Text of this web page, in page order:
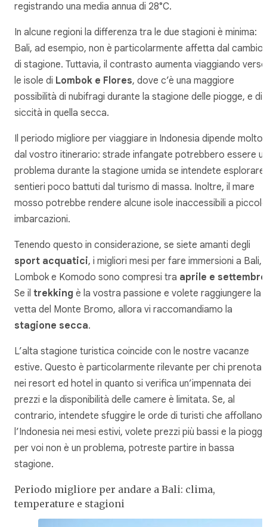
registrando una media annua di 28°C.
In alcune regioni la differenza tra le due stagioni è minima:
Bali, ad esempio, non è particolarmente affetta dal cambio
di stagione. Tuttavia, il contrasto aumenta viaggiando verso
le isole di Lombok e Flores, dove c’è una maggiore
possibilità di nubifragi durante la stagione delle piogge, e di
siccità in quella secca.
Il periodo migliore per viaggiare in Indonesia dipende molto
dal vostro itinerario: strade infangate potrebbero essere
problema durante la stagione umida se intendete esplorare
sentieri poco battuti dal turismo di massa. Inoltre, il mare
mosso potrebbe rendere alcune isole inaccessibili a piccole
imbarcazioni.
Tenendo questo in considerazione, se siete amanti degli
sport acquatici, i migliori mesi per fare immersioni a Bali,
Lombok e Komodo sono compresi tra aprile e settembre
Se il trekking è la vostra passione e volete raggiungere la
vetta del Monte Bromo, allora vi raccomandiamo la
stagione secca.
L’alta stagione turistica coincide con le nostre vacanze
estive. Questo è particolarmente rilevante per chi prenota
nei resort ed hotel in quanto si verifica un’impennata dei
prezzi e la disponibilità delle camere è limitata. Se, al
contrario, intendete sfuggire le orde di turisti che affollano
l’Indonesia nei mesi estivi, volete prezzi più bassi e la
per voi non è un problema, potreste partire in bassa
stagione.
Periodo migliore per andare a Bali: clima,
temperature e stagioni